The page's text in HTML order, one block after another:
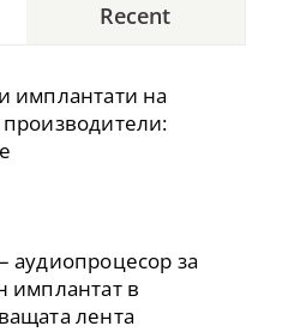
Recent
имплантати на
аудиопроцесор за
имплантат в
лента